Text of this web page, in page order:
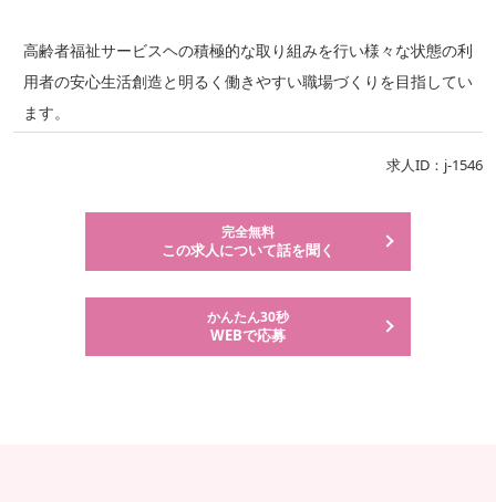
高齢者福祉サービスヘの積極的な取り組みを行い様々な状態の利
用者の安心生活創造と明るく働きやすい職場づくりを目指してい
ます。
求人ID：j-1546
完全無料
この求人について話を聞く
かんたん30秒
WEBで応募